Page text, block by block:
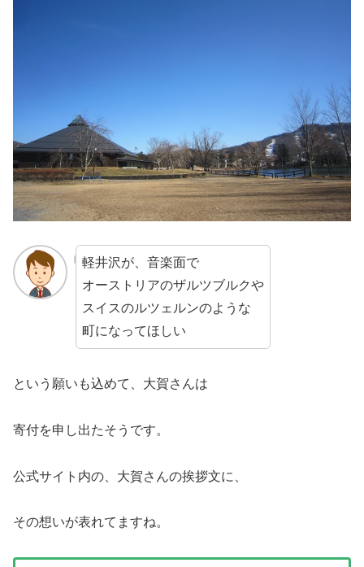
軽井沢が、音楽面で
オーストリアのザルツブルクや
スイスのルツェルンのような
町になってほしい
という願いも込めて、大賀さんは
寄付を申し出たそうです。
公式サイト内の、大賀さんの挨拶文に、
その想いが表れてますね。